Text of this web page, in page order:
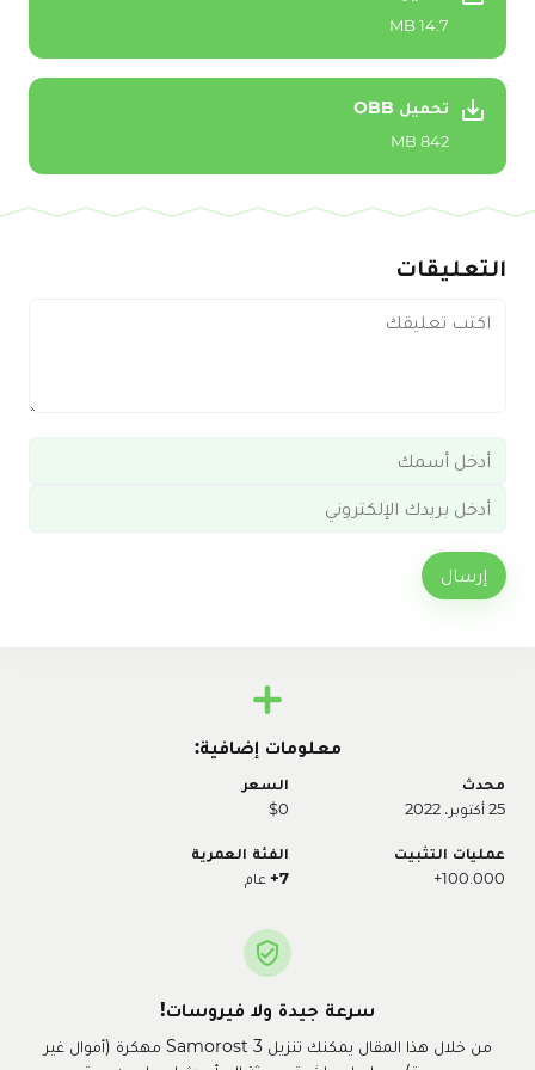
14.7 MB
تحميل OBB
842 MB
التعليقات
إرسال
معلومات إضافية:
محدث
25 أكتوبر، 2022
السعر
$0
عمليات التثبيت
100.000+
الفئة العمرية
7+
عام
سرعة جيدة ولا فيروسات!
من خلال هذا المقال يمكنك تنزيل Samorost 3 مهكرة (أموال غير